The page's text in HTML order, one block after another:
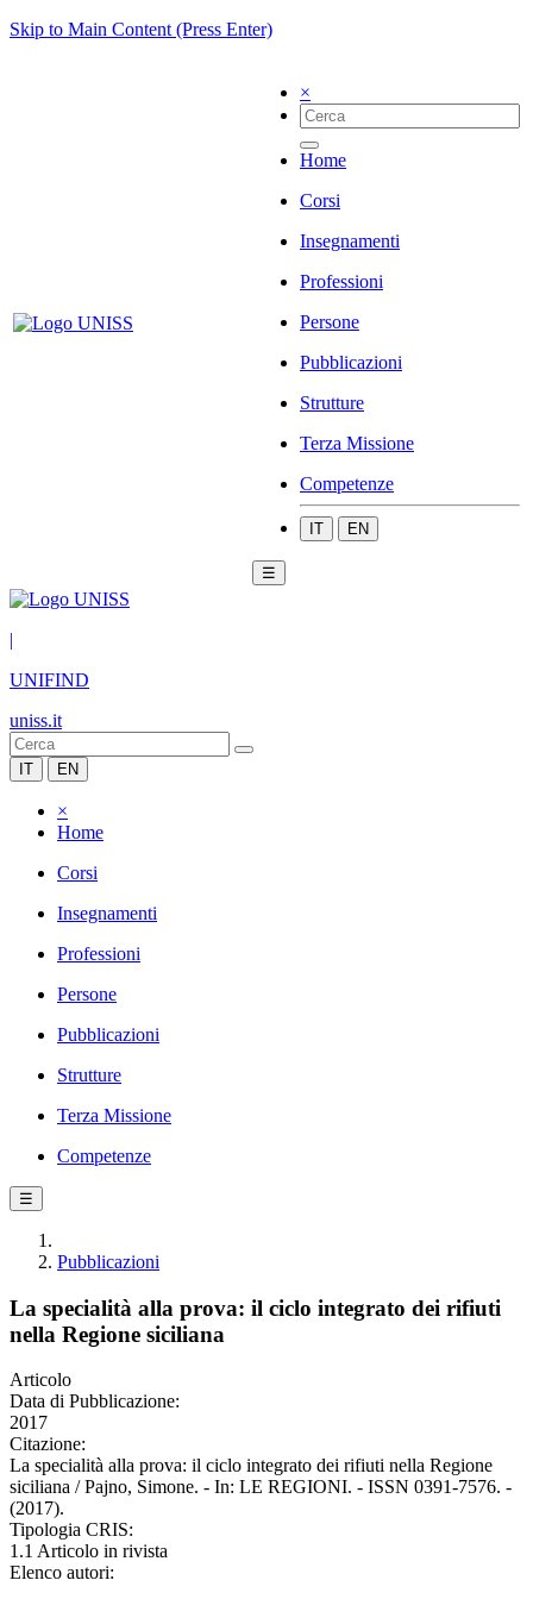
Skip to Main Content (Press Enter)
×
Home
Corsi
Insegnamenti
Professioni
Persone
Pubblicazioni
Strutture
Terza Missione
Competenze
IT EN
☰
|
UNIFIND
uniss.it
IT EN
×
Home
Corsi
Insegnamenti
Professioni
Persone
Pubblicazioni
Strutture
Terza Missione
Competenze
☰
Pubblicazioni
La specialità alla prova: il ciclo integrato dei rifiuti
nella Regione siciliana
Articolo
Data di Pubblicazione:
2017
Citazione:
La specialità alla prova: il ciclo integrato dei rifiuti nella Regione
siciliana / Pajno, Simone. - In: LE REGIONI. - ISSN 0391-7576. -
(2017).
Tipologia CRIS:
1.1 Articolo in rivista
Elenco autori: